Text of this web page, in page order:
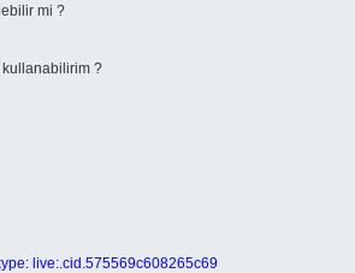
mi ?
kullanabilirim ?
live:.cid.575569c608265c69